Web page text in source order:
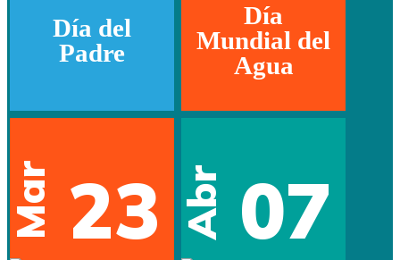
Día del
Padre
Día
Mundial del
Agua
Mar 23 Abr 07